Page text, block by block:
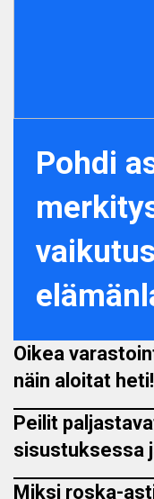
Pohdi
Oikea
näin aloitat heti!
Peilit
sisustuksessa
Miksi roska-